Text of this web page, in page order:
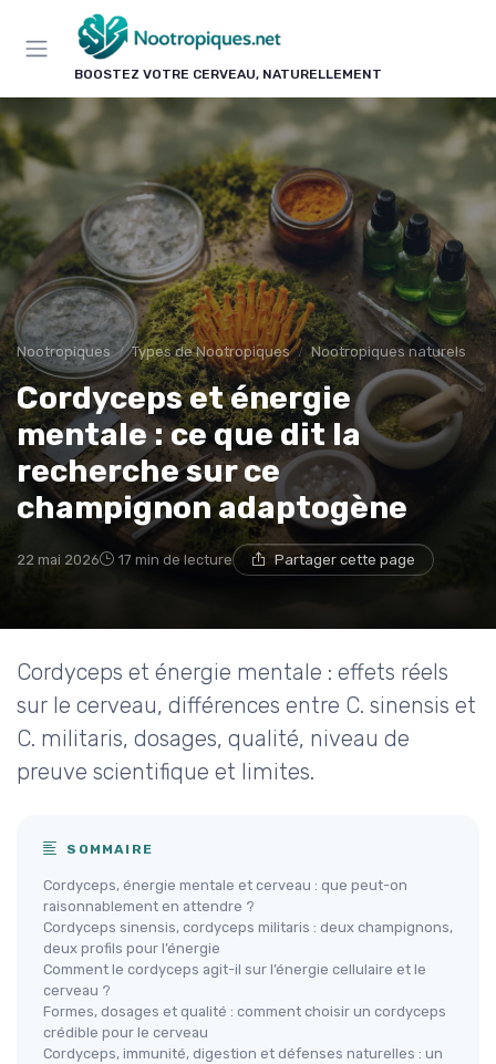
BOOSTEZ VOTRE CERVEAU, NATURELLEMENT
Nootropiques Types de Nootropiques Nootropiques naturels
Cordyceps et énergie
mentale : ce que dit la
recherche sur ce
champignon adaptogène
22 mai 2026 17 min de lecture Partager cette page
Cordyceps et énergie mentale : effets réels
sur le cerveau, différences entre C. sinensis et
C. militaris, dosages, qualité, niveau de
preuve scientifique et limites.
SOMMAIRE
Cordyceps, énergie mentale et cerveau : que peut-on
raisonnablement en attendre ?
Cordyceps sinensis, cordyceps militaris : deux champignons,
deux profils pour l’énergie
Comment le cordyceps agit-il sur l’énergie cellulaire et le
cerveau ?
Formes, dosages et qualité : comment choisir un cordyceps
crédible pour le cerveau
Cordyceps, immunité, digestion et défenses naturelles : un
Panneau de gestion des cookies